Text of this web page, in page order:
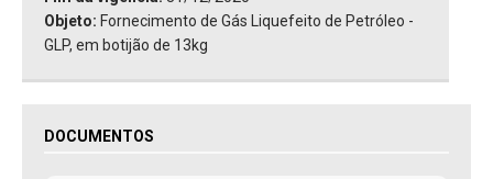
Objeto: Fornecimento de Gás Liquefeito de Petróleo -
GLP, em botijão de 13kg
DOCUMENTOS